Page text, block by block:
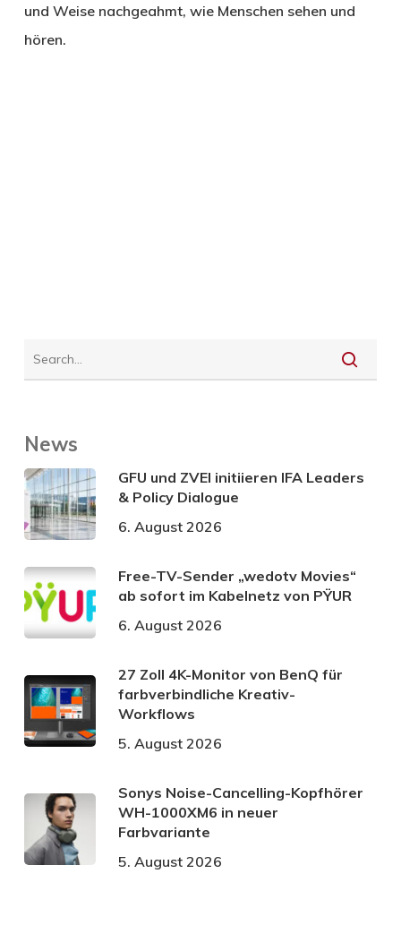
und Weise nachgeahmt, wie Menschen sehen und
hören.
News
GFU und ZVEI initiieren IFA Leaders
& Policy Dialogue
6. August 2026
Free-TV-Sender „wedotv Movies“
ab sofort im Kabelnetz von PŸUR
6. August 2026
27 Zoll 4K-Monitor von BenQ für
farbverbindliche Kreativ-
Workflows
5. August 2026
Sonys Noise-Cancelling-Kopfhörer
WH-1000XM6 in neuer
Farbvariante
5. August 2026